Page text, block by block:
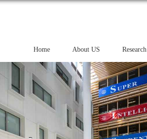
Home About US Research